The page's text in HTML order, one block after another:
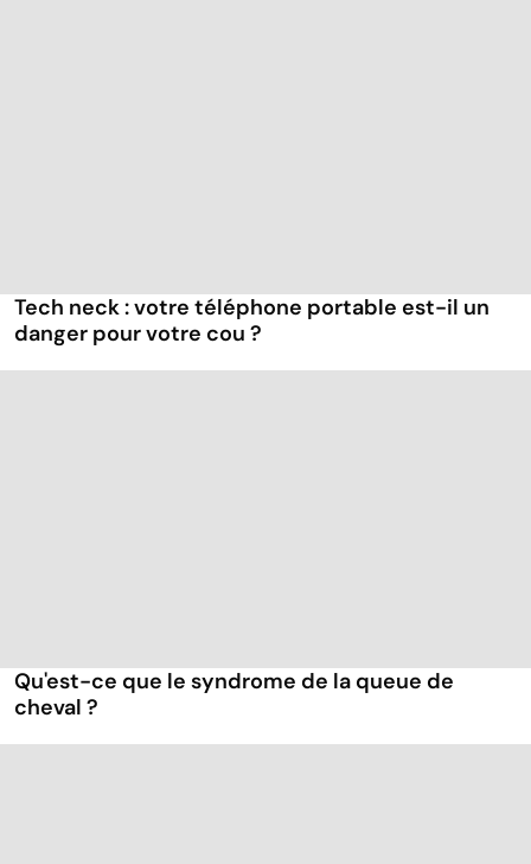
Tech neck : votre téléphone portable est-il un
danger pour votre cou ?
Qu'est-ce que le syndrome de la queue de
cheval ?